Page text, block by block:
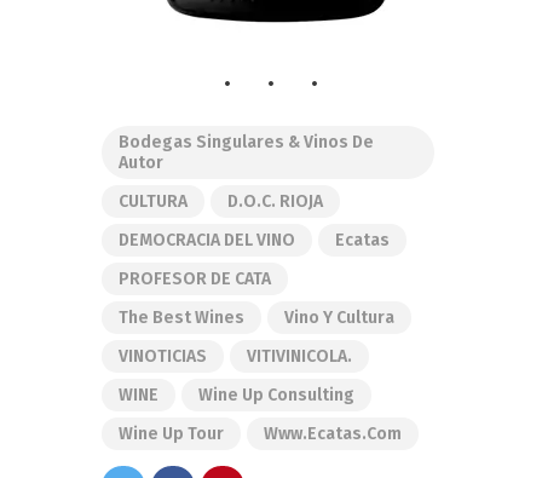
Bodegas Singulares & Vinos De
Autor
CULTURA
D.O.C. RIOJA
DEMOCRACIA DEL VINO
Ecatas
PROFESOR DE CATA
The Best Wines
Vino Y Cultura
VINOTICIAS
VITIVINICOLA.
WINE
Wine Up Consulting
Wine Up Tour
Www.ecatas.com